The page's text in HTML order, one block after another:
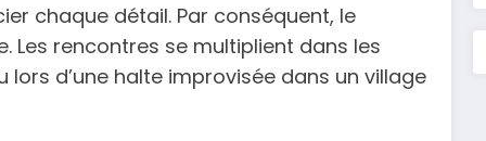
chaque détail. Par conséquent, le
Les rencontres se multiplient dans les
d’une halte improvisée dans un village